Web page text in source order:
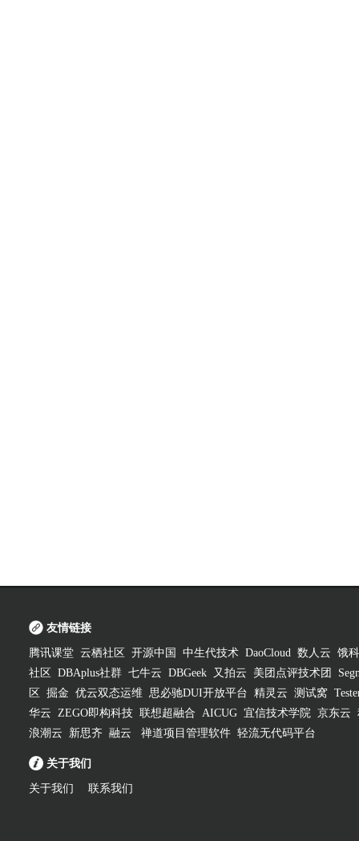
友情链接
腾讯课堂 云栖社区 开源中国 中生代技术 DaoCloud 数人云 饿
社区
DBAplus社群 七牛云 DBGeek 又拍云 美团点评技术团
区
掘金 优云双态运维 思必驰DUI开放平台 精灵云 测试窝
华云 ZEGO即构科技 联想超融合 AICUG 宜信技术学院 京东云
浪潮云
新思齐 融云 禅道项目管理软件 轻流无代码平台
关于我们
关于我们 联系我们